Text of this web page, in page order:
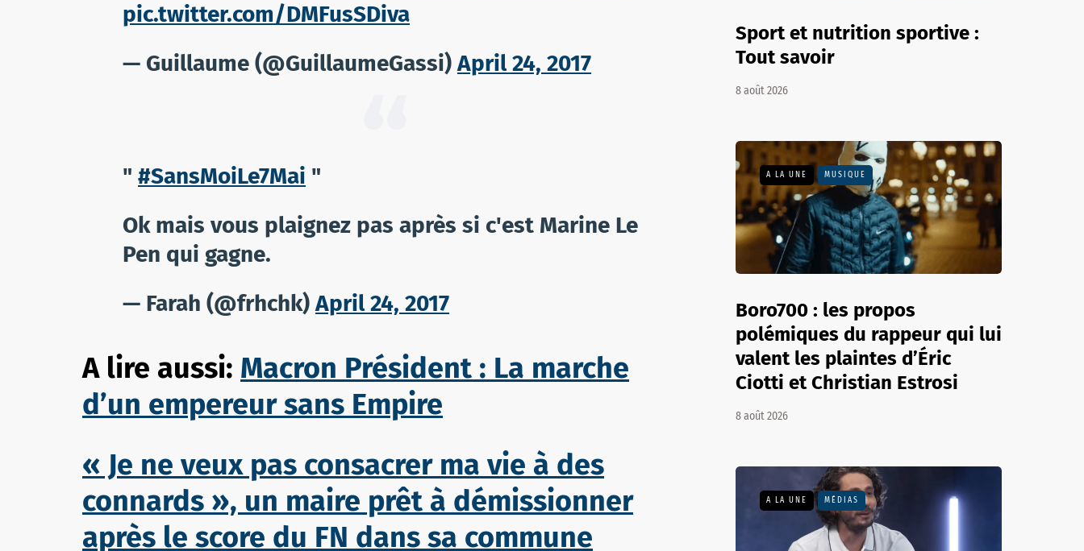
pic.twitter.com/DMFusSDiva
— Guillaume (@GuillaumeGassi)April 24, 2017
" #SansMoiLe7Mai "
Ok mais vous plaignez pas après si c'est Marine Le
Pen qui gagne.
— Farah (@frhchk)April 24, 2017
A lire aussi: Macron Président : La marche
d’un empereur sans Empire
« Je ne veux pas consacrer ma vie à des
connards », un maire prêt à démissionner
après le score du FN dans sa commune
Sport et nutrition sportive :
Tout savoir
8 août 2026
A LA UNE MUSIQUE
Boro700 : les propos
polémiques du rappeur qui lui
valent les plaintes d’Éric
Ciotti et Christian Estrosi
8 août 2026
A LA UNE MÉDIAS